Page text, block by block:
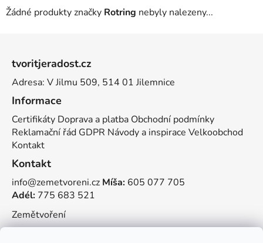
Žádné produkty značky Rotring nebyly nalezeny...
tvoritjeradost.cz
Adresa: V Jilmu 509, 514 01 Jilemnice
Informace
Certifikáty Doprava a platba Obchodní podmínky
Reklamační řád GDPR Návody a inspirace Velkoobchod
Kontakt
Kontakt
info@zemetvoreni.cz Míša: 605 077 705
Adél: 775 683 521
Zemětvoření